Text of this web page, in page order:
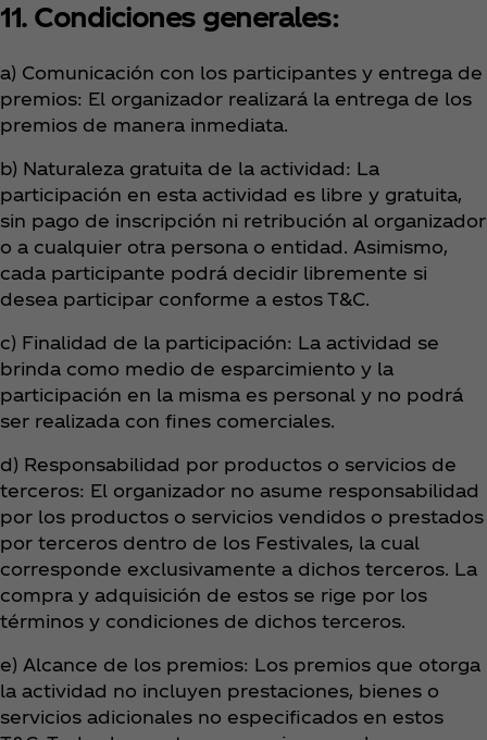
11. Condiciones generales:
a) Comunicación con los participantes y entrega de
premios: El organizador realizará la entrega de los
premios de manera inmediata.
b) Naturaleza gratuita de la actividad: La
participación en esta actividad es libre y gratuita,
sin pago de inscripción ni retribución al organizador
o a cualquier otra persona o entidad. Asimismo,
cada participante podrá decidir libremente si
desea participar conforme a estos T&C.
c) Finalidad de la participación: La actividad se
brinda como medio de esparcimiento y la
participación en la misma es personal y no podrá
ser realizada con fines comerciales.
d) Responsabilidad por productos o servicios de
terceros: El organizador no asume responsabilidad
por los productos o servicios vendidos o prestados
por terceros dentro de los Festivales, la cual
corresponde exclusivamente a dichos terceros. La
compra y adquisición de estos se rige por los
términos y condiciones de dichos terceros.
e) Alcance de los premios: Los premios que otorga
la actividad no incluyen prestaciones, bienes o
servicios adicionales no especificados en estos